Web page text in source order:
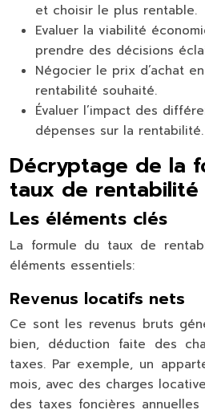
et choisir le plus rentable.
Evaluer la viabilité
prendre des décisions
Négocier le prix d’achat
rentabilité souhaité.
Évaluer l’impact des
dépenses sur la rentabilité.
Décryptage de la
taux de rentabilité
Les éléments clés
La formule du taux de
éléments essentiels:
Revenus locatifs nets
Ce sont les revenus bruts
bien, déduction faite des
taxes. Par exemple, un
mois, avec des charges
des taxes foncières